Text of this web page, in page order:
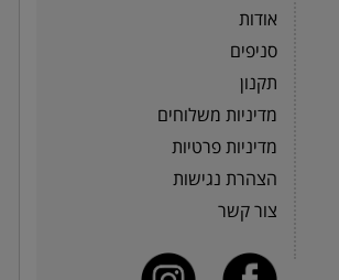
אודות
סניפים
תקנון
מדיניות משלוחים
מדיניות פרטיות
הצהרת נגישות
צור קשר